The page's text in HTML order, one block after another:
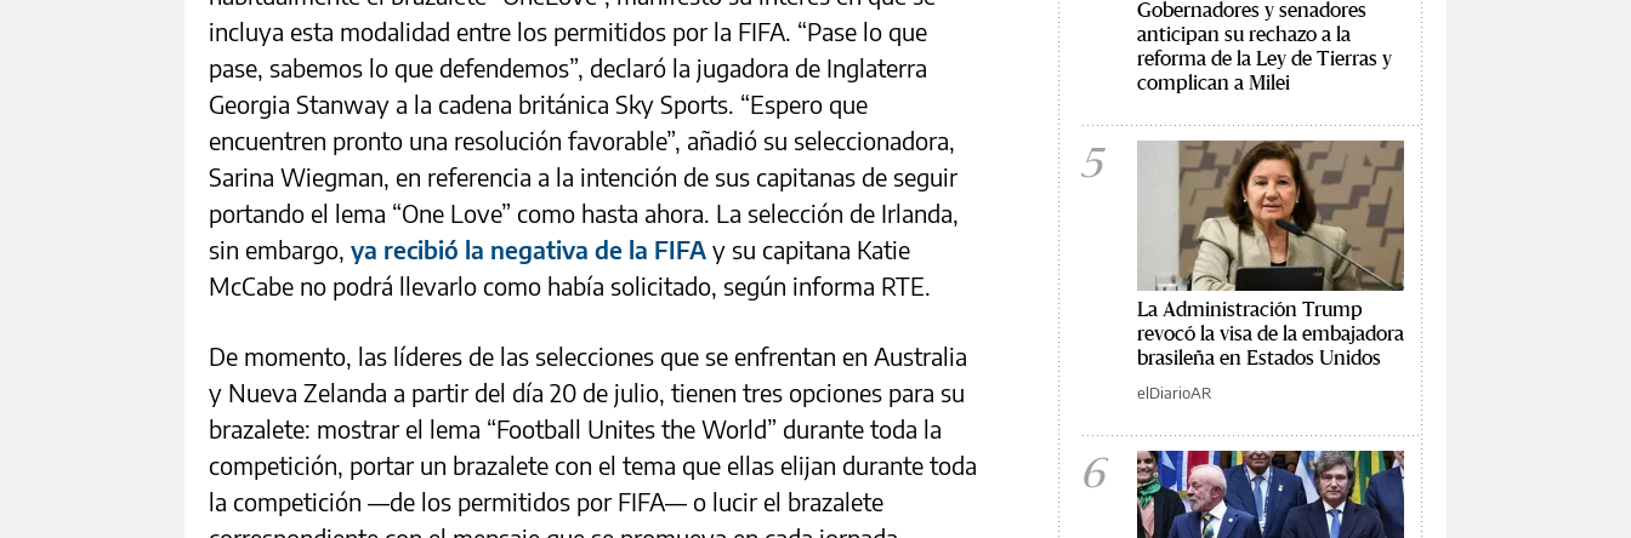
incluya esta modalidad entre los permitidos por la FIFA. “Pase lo que
pase, sabemos lo que defendemos”, declaró la jugadora de Inglaterra
Georgia Stanway a la cadena británica Sky Sports. “Espero que
encuentren pronto una resolución favorable”, añadió su seleccionadora,
Sarina Wiegman, en referencia a la intención de sus capitanas de seguir
portando el lema “One Love” como hasta ahora. La selección de Irlanda,
sin embargo, ya recibió la negativa de la FIFA y su capitana Katie
McCabe no podrá llevarlo como había solicitado, según informa RTE.
De momento, las líderes de las selecciones que se enfrentan en Australia
y Nueva Zelanda a partir del día 20 de julio, tienen tres opciones para su
brazalete: mostrar el lema “Football Unites the World” durante toda la
competición, portar un brazalete con el tema que ellas elijan durante toda
la competición —de los permitidos por FIFA— o lucir el brazalete
Gobernadores y senadores
anticipan su rechazo a la
reforma de la Ley de Tierras y
complican a Milei
5
La Administración Trump
revocó la visa de la embajadora
brasileña en Estados Unidos
elDiarioAR
6